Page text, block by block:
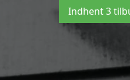
Indhent 3